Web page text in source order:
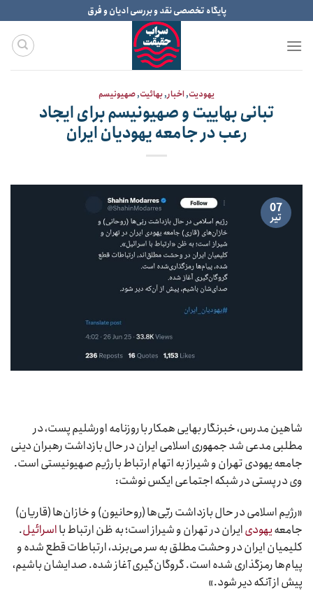
to
content
پایگاه تخصصی نقد و بررسی ادیان و فرق
یهودیت,اخبار,بهائیت,صهیونیسم
تبانی بهاییت و صهیونیسم برای ایجاد
رعب در جامعه یهودیان ایران
07
تیر
شاهین مدرس، خبرنگار بهایی همکار با روزنامه اورشلیم پست، در
مطلبی مدعی شد جمهوری اسلامی ایران در حال بازداشت رهبران دینی
جامعه یهودی تهران و شیراز به اتهام ارتباط با رژیم صهیونیستی است.
وی در پستی در شبکه اجتماعی ایکس نوشت:
«رژیم اسلامی در حال بازداشت ربّی‌ها (روحانیون) و خازان‌ها (قاریان)
جامعهیهودیایران در تهران و شیراز است؛ به ظن ارتباط بااسرائیل.
کلیمیان ایران در وحشت مطلق به سر می‌برند، ارتباطات قطع شده و
پیام‌ها رمزگذاری شده است. گروگان‌گیری آغاز شده. صدایشان باشیم،
پیش از آنکه دیر شود.»